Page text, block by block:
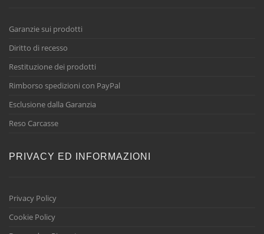
Garanzie sui prodotti
Diritto di recesso
Restituzione dei prodotti
Rimborso spedizioni con PayPal
Esclusione dalla Garanzia
Reso Carcasse
PRIVACY ED INFORMAZIONI
Privacy Policy
Cookie Policy